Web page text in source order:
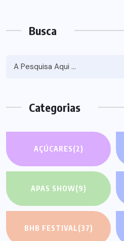
Busca
Categorias
AÇÚCARES(2)
APAS SHOW(9)
BHB FESTIVAL(37)